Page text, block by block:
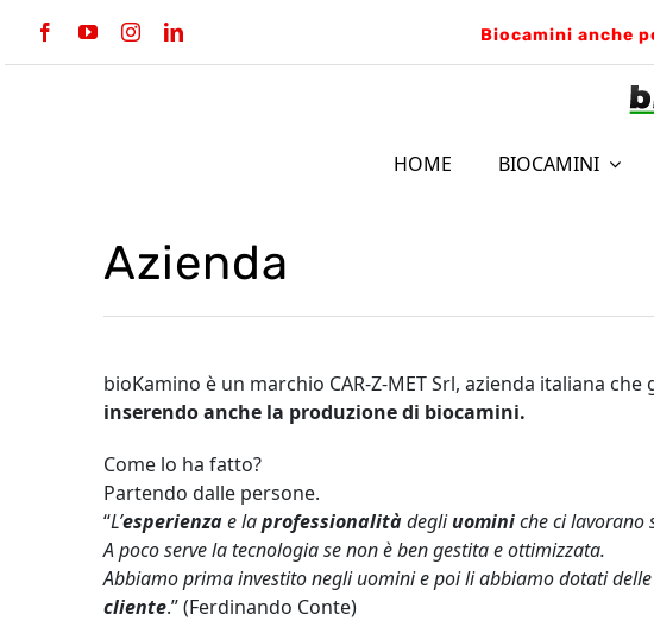
contenuto
HOME BIOCAMINI
LINEA BKBF
BKBF-B / 2 sides
BKBF-M / 1 side
VERTIGO
Azienda
bioKamino è un marchio CAR-Z-MET Srl, azienda italiana che
inserendo anche la produzione di biocamini.
Come lo ha fatto?
Partendo dalle persone.
“L’esperienzae laprofessionalitàdegliuominiche ci lavorano
A poco serve la tecnologia se non è ben gestita e ottimizzata.
Abbiamo prima investito negli uomini e poi li abbiamo dotati delle
cliente.” (Ferdinando Conte)